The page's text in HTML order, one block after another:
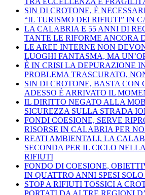
SIN DI CROTONE, È
“IL TURISMO DEI RIFIUTI” IN
LA CALABRIA E 55 ANNI DI
TANTE LE RIFORME ANCORA
LE AREE INTERNE NON
LUOGHI FANTASMA, MA
È IN CRISI LA DEPURAZIONE
PROBLEMA TRASCURATO,
SIN DI CROTONE, BASTA CON
ADESSO È ARRIVATO IL
IL DIRITTO NEGATO ALLA
SICUREZZA SULLA STRADA
FONDI COESIONE, SERVE
RISORSE IN CALABRIA PER
REATI AMBIENTALI, LA
SECONDA PER IL CICLO
RIFIUTI
FONDO DI COESIONE,
IN QUATTRO ANNI SPESI
STOP A RIFIUTI TOSSICI A
PORTATI DA ALTRE REGIONI